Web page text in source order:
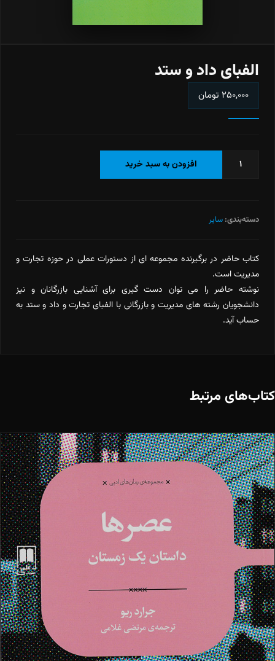
الفبای داد و ستد
۲۵۰,۰۰۰ تومان
الفبای
عدد
افزودن به سبد خرید
دسته‌بندی: سایر
کتاب حاضر در برگیرنده مجموعه ای از دستورات عملی در حوزه تجارت و
مدیریت است.
نوشته حاضر را می توان دست گیری برای آشنایی بازرگانان و نیز
دانشجویان رشته های مدیریت و بازرگانی با الفبای تجارت و داد و ستد به
حساب آید.
کتاب‌های مرتبط